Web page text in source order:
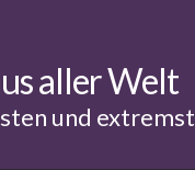
aller Welt
und